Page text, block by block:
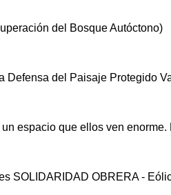
del Bosque Autóctono)
Defensa del Paisaje Protegido
espacio que ellos ven
SOLIDARIDAD OBRERA -